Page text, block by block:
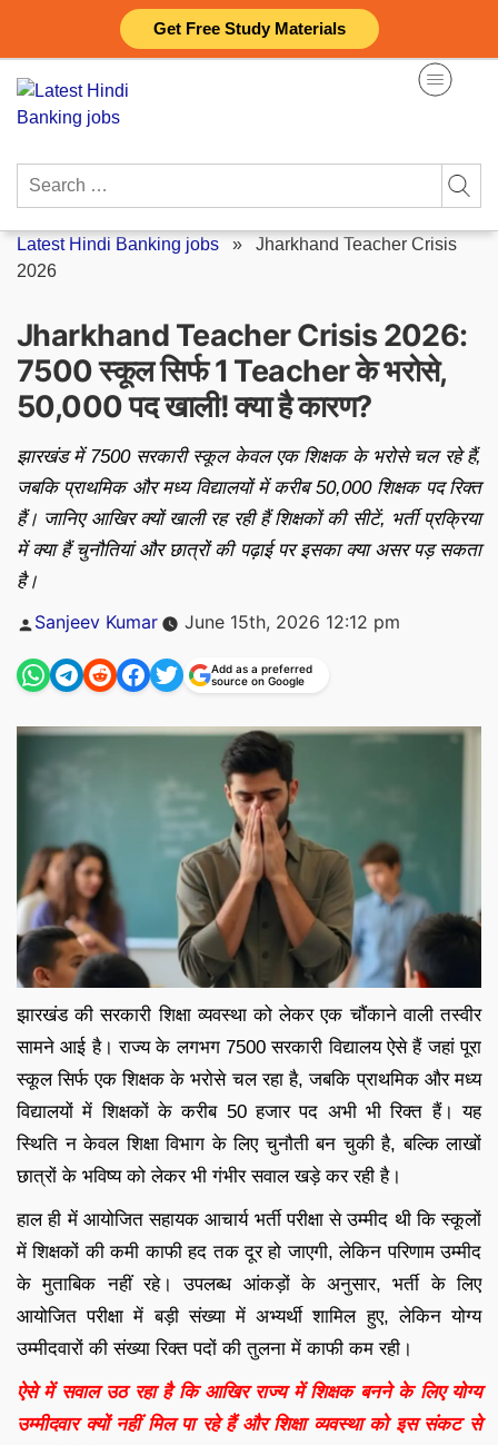
Get Free Study Materials
content
Search
Latest Hindi Banking jobs » Jharkhand Teacher Crisis
2026
Jharkhand Teacher Crisis 2026:
7500 स्कूल सिर्फ 1 Teacher के भरोसे,
50,000 पद खाली! क्या है कारण?
झारखंड में 7500 सरकारी स्कूल केवल एक शिक्षक के भरोसे चल रहे हैं,
जबकि प्राथमिक और मध्य विद्यालयों में करीब 50,000 शिक्षक पद रिक्त
हैं। जानिए आखिर क्यों खाली रह रही हैं शिक्षकों की सीटें, भर्ती प्रक्रिया
में क्या हैं चुनौतियां और छात्रों की पढ़ाई पर इसका क्या असर पड़ सकता
है।
Posted
Sanjeev Kumar June 15th, 2026 12:12 pm
Add as a preferred
source on Google
झारखंड की सरकारी शिक्षा व्यवस्था को लेकर एक चौंकाने वाली तस्वीर
सामने आई है। राज्य के लगभग 7500 सरकारी विद्यालय ऐसे हैं जहां पूरा
स्कूल सिर्फ एक शिक्षक के भरोसे चल रहा है, जबकि प्राथमिक और मध्य
विद्यालयों में शिक्षकों के करीब 50 हजार पद अभी भी रिक्त हैं। यह
स्थिति न केवल शिक्षा विभाग के लिए चुनौती बन चुकी है, बल्कि लाखों
छात्रों के भविष्य को लेकर भी गंभीर सवाल खड़े कर रही है।
हाल ही में आयोजित सहायक आचार्य भर्ती परीक्षा से उम्मीद थी कि स्कूलों
में शिक्षकों की कमी काफी हद तक दूर हो जाएगी, लेकिन परिणाम उम्मीद
के मुताबिक नहीं रहे। उपलब्ध आंकड़ों के अनुसार, भर्ती के लिए
आयोजित परीक्षा में बड़ी संख्या में अभ्यर्थी शामिल हुए, लेकिन योग्य
उम्मीदवारों की संख्या रिक्त पदों की तुलना में काफी कम रही।
ऐसे में सवाल उठ रहा है कि आखिर राज्य में शिक्षक बनने के लिए योग्य
उम्मीदवार क्यों नहीं मिल पा रहे हैं और शिक्षा व्यवस्था को इस संकट से